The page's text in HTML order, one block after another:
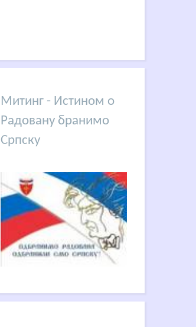
Митинг - Истином о
Радовану бранимо
Српску